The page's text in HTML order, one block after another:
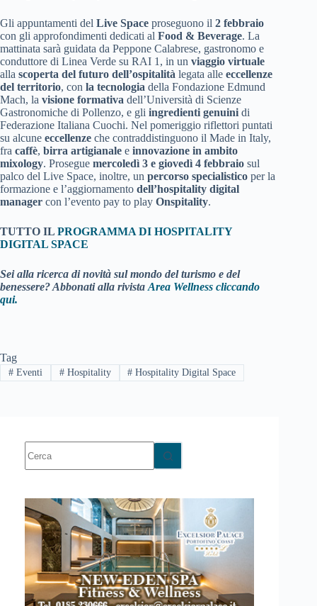
Gli appuntamenti del Live Space proseguono il 2 febbraio
con gli approfondimenti dedicati al Food & Beverage. La
mattinata sarà guidata da Peppone Calabrese, gastronomo e
conduttore di Linea Verde su RAI 1, in un viaggio virtuale
alla scoperta del futuro dell’ospitalità legata alle eccellenze
del territorio, con la tecnologia della Fondazione Edmund
Mach, la visione formativa dell’Università di Scienze
Gastronomiche di Pollenzo, e gli ingredienti genuini di
Federazione Italiana Cuochi. Nel pomeriggio riflettori puntati
su alcune eccellenze che contraddistinguono il Made in Italy,
fra caffè, birra artigianale e innovazione in ambito
mixology. Prosegue mercoledì 3 e giovedì 4 febbraio sul
palco del Live Space, inoltre, un percorso specialistico per la
formazione e l’aggiornamento dell’hospitality digital
manager con l’evento pay to play Onspitality.
TUTTO IL PROGRAMMA DI HOSPITALITY
DIGITAL SPACE
Sei alla ricerca di novità sul mondo del turismo e del
benessere? Abbonati alla rivista Area Wellness cliccando
qui.
Tag
#Eventi #Hospitality # Hospitality Digital Space
risultato